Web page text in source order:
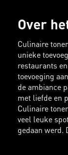
Over
Culinaire
unieke
restaurants
toevoeging
de ambiance
met liefde en
Culinaire
veel leuke
gedaan werd.